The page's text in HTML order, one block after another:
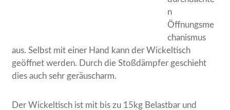
n
Öffnungsme
chanismus
aus. Selbst mit einer Hand kann der Wickeltisch
geöffnet werden. Durch die Stoßdämpfer geschieht
dies auch sehr geräuscharm.
Der Wickeltisch ist mit bis zu 15kg Belastbar und